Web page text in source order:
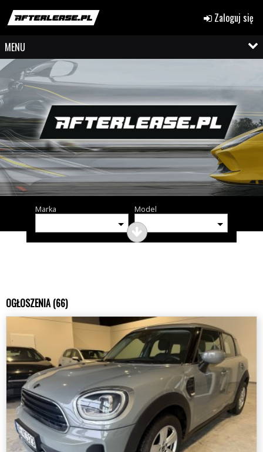
Zaloguj się
MENU
Marka Model
OGŁOSZENIA (66)